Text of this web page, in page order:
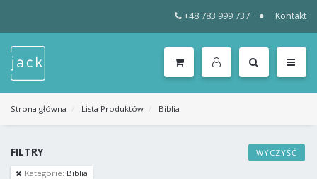
+48 783 999 737 Kontakt
KATEGORIE
MENU
Strona główna Lista Produktów Biblia
FILTRY
WYCZYŚĆ
Kategorie: Biblia